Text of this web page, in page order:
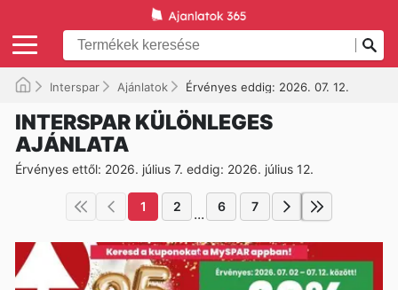
Interspar Ajánlatok Érvényes eddig: 2026. 07. 12.
INTERSPAR KÜLÖNLEGES
AJÁNLATA
Érvényes ettől: 2026. július 7. eddig: 2026. július 12.
1 2 ... 6 7